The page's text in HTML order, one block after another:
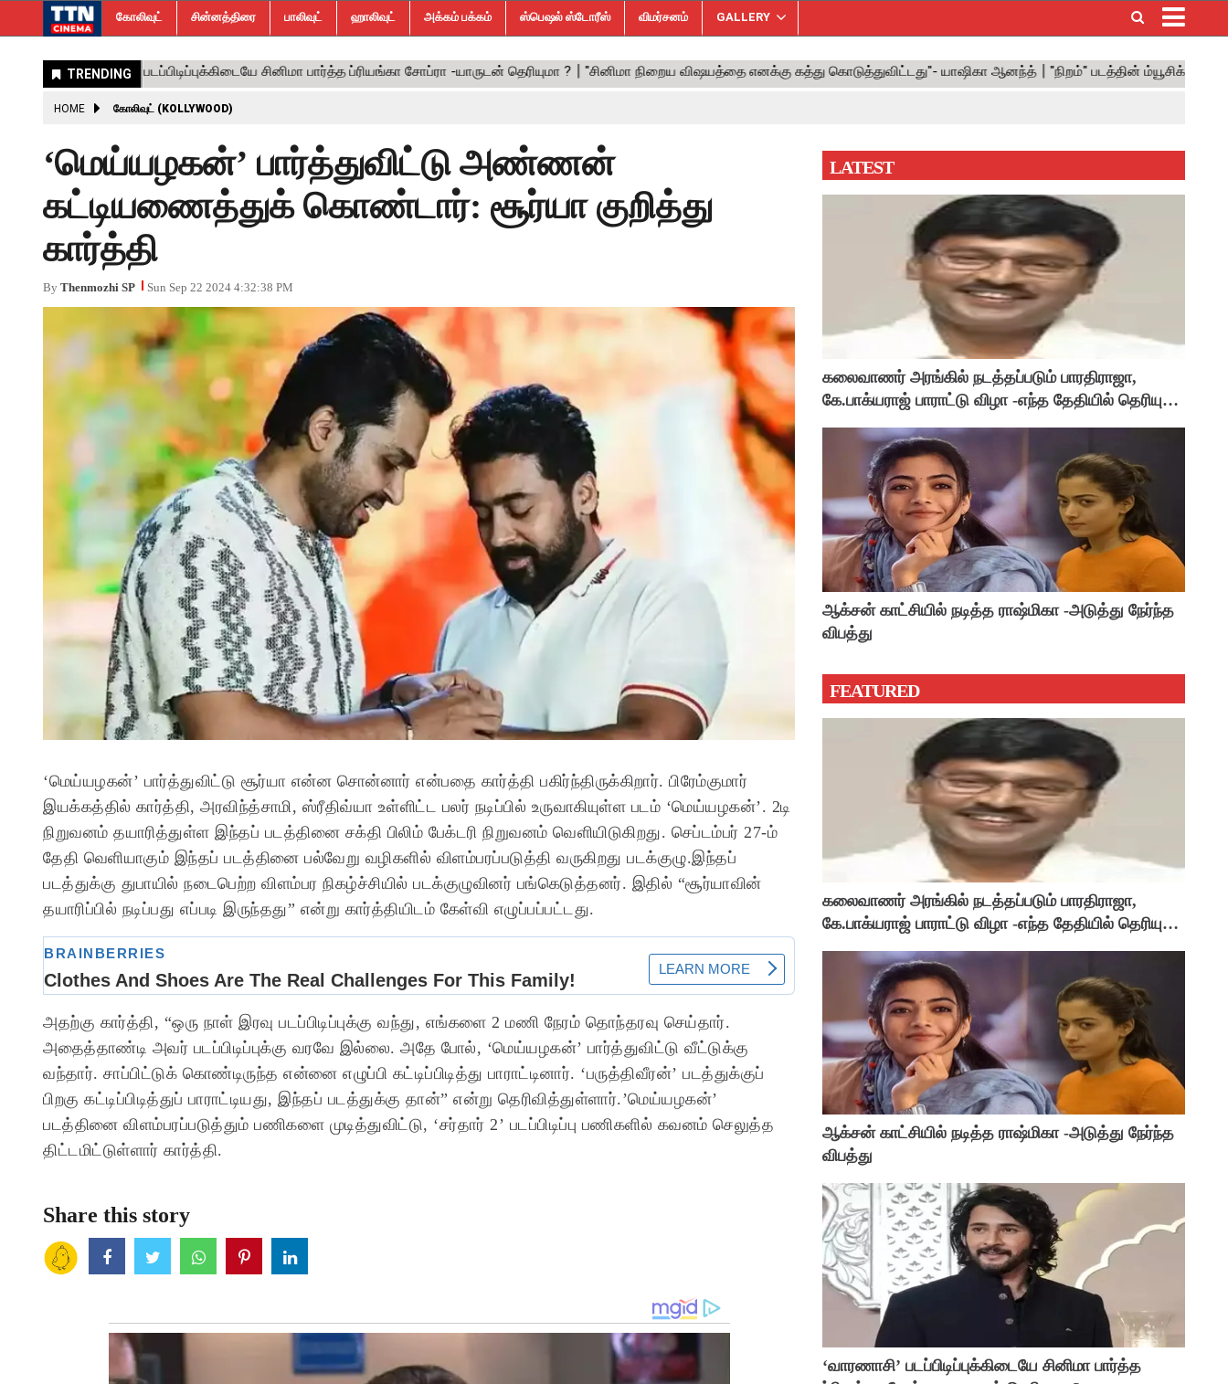
கோலிவுட் சின்னத்திரை பாலிவுட் ஹாலிவுட் அக்கம் பக்கம் ஸ்பெஷல் ஸ்டோரீஸ் விமர்சனம் GALLERY
HOME கோலிவுட் (KOLLYWOOD)
‘மெய்யழகன்’ பார்த்துவிட்டு அண்ணன்
கட்டியணைத்துக் கொண்டார்: சூர்யா குறித்து
கார்த்தி
By Thenmozhi SP Sun Sep 22 2024 4:32:38 PM
‘மெய்யழகன்’ பார்த்துவிட்டு சூர்யா என்ன சொன்னார் என்பதை கார்த்தி பகிர்ந்திருக்கிறார். பிரேம்குமார்
இயக்கத்தில் கார்த்தி, அரவிந்த்சாமி, ஸ்ரீதிவ்யா உள்ளிட்ட பலர் நடிப்பில் உருவாகியுள்ள படம் ‘மெய்யழகன்’. 2டி
நிறுவனம் தயாரித்துள்ள இந்தப் படத்தினை சக்தி பிலிம் பேக்டரி நிறுவனம் வெளியிடுகிறது. செப்டம்பர் 27-ம்
தேதி வெளியாகும் இந்தப் படத்தினை பல்வேறு வழிகளில் விளம்பரப்படுத்தி வருகிறது படக்குழு.இந்தப்
படத்துக்கு துபாயில் நடைபெற்ற விளம்பர நிகழ்ச்சியில் படக்குழுவினர் பங்கெடுத்தனர். இதில் “சூர்யாவின்
தயாரிப்பில் நடிப்பது எப்படி இருந்தது” என்று கார்த்தியிடம் கேள்வி எழுப்பப்பட்டது.
அதற்கு கார்த்தி, “ஒரு நாள் இரவு படப்பிடிப்புக்கு வந்து, எங்களை 2 மணி நேரம் தொந்தரவு செய்தார்.
அதைத்தாண்டி அவர் படப்பிடிப்புக்கு வரவே இல்லை. அதே போல், ‘மெய்யழகன்’ பார்த்துவிட்டு வீட்டுக்கு
வந்தார். சாப்பிட்டுக் கொண்டிருந்த என்னை எழுப்பி கட்டிப்பிடித்து பாராட்டினார். ‘பருத்திவீரன்’ படத்துக்குப்
பிறகு கட்டிப்பிடித்துப் பாராட்டியது, இந்தப் படத்துக்கு தான்” என்று தெரிவித்துள்ளார்.’மெய்யழகன்’
படத்தினை விளம்பரப்படுத்தும் பணிகளை முடித்துவிட்டு, ‘சர்தார் 2’ படப்பிடிப்பு பணிகளில் கவனம் செலுத்த
திட்டமிட்டுள்ளார் கார்த்தி.
Share this story
LATEST
கலைவாணர் அரங்கில் நடத்தப்படும் பாரதிராஜா,
கே.பாக்யராஜ் பாராட்டு விழா -எந்த தேதியில் தெரியுமா
ஆக்சன் காட்சியில் நடித்த ராஷ்மிகா -அடுத்து நேர்ந்த
விபத்து
FEATURED
கலைவாணர் அரங்கில் நடத்தப்படும் பாரதிராஜா,
கே.பாக்யராஜ் பாராட்டு விழா -எந்த தேதியில் தெரியுமா
ஆக்சன் காட்சியில் நடித்த ராஷ்மிகா -அடுத்து நேர்ந்த
விபத்து
‘வாரணாசி’ படப்பிடிப்புக்கிடையே சினிமா பார்த்த